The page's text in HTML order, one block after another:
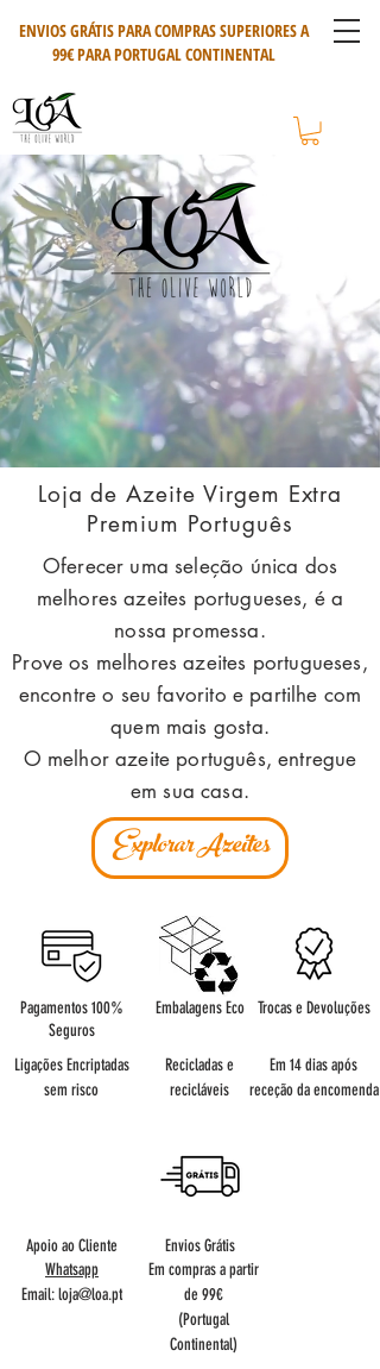
ENVIOS GRÁTIS PARA COMPRAS SUPERIORES A
99€ PARA PORTUGAL CONTINENTAL
Loja de Azeite Virgem Extra
Premium Português
Oferecer uma seleção única dos
melhores azeites portugueses, é a
nossa promessa.
Prove os melhores azeites portugueses,
encontre o seu favorito e partilhe com
quem mais gosta.
O melhor azeite português, entregue
em sua casa.
Explorar Azeites
Pagamentos 100%
Seguros
Embalagens Eco
Recicladas e
recicláveis
Apoio ao Cliente
Whatsapp
Email:loja@loa.pt
Envios Grátis
Em compras a partir
de 99€
(Portugal
Continental)
Ligações Encriptadas
sem risco
Trocas e Devoluções
Em 14 dias após
receção da encomenda